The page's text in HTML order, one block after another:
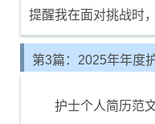
提醒我在面对挑战时
第3篇：2025年年度
护士个人简历范